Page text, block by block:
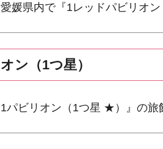
媛県内で『1レッドパビリオ
ン（1つ星）
パビリオン（1つ星 ★）』の旅